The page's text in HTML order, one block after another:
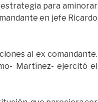
para aminorar
en jefe Ricardo
al ex comandante.
Martínez- ejercitó el